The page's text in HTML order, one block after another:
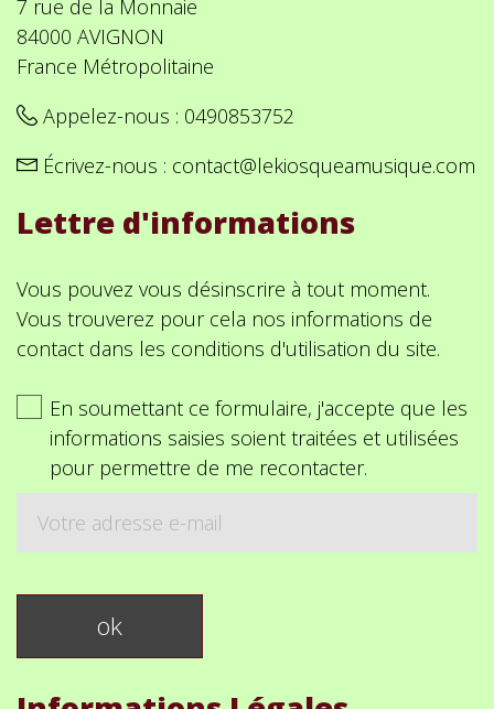
7 rue de la Monnaie
84000 AVIGNON
France Métropolitaine
Appelez-nous : 0490853752
Écrivez-nous : contact@lekiosqueamusique.com
Lettre d'informations
Vous pouvez vous désinscrire à tout moment.
Vous trouverez pour cela nos informations de
contact dans les conditions d'utilisation du site.
En soumettant ce formulaire, j'accepte que les
informations saisies soient traitées et utilisées
pour permettre de me recontacter.